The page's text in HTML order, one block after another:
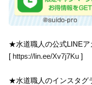
★水道職人の公式LINEア
[ https://lin.ee/Xv7j7Ku ]
★水道職人のインスタグ